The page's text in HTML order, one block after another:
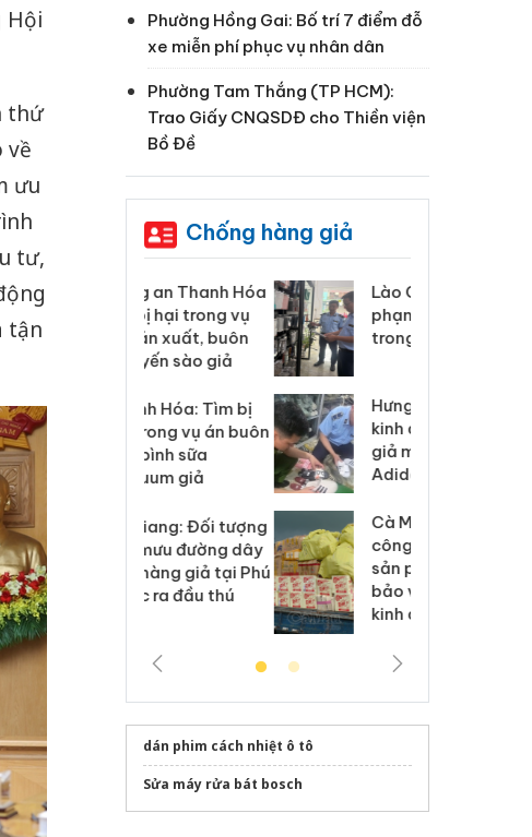
Hội
thứ
về
ưu
tư,
tận
Phường Hồng Gai: Bố trí 7 điểm đỗ
xe miễn phí phục vụ nhân dân
Phường Tam Thắng (TP HCM):
Trao Giấy CNQSDĐ cho Thiền viện
Bồ Đề
Chống hàng giả
an Thanh Hóa
sản xuất, buôn
Hóa: Tìm bị
vụ án buôn
bình sữa
giả
Đối tượng
mưu đường dây
hàng giả tại Phú
ra đầu thú
Lào Cai xử lý 83 vụ vi
phạm thương mại
trong tháng 7
Hưng Yên: Xử lý 6 hộ
kinh doanh bán hàng
giả mạo nhãn hiệu
Adidas, Nike
Cà Mau: Tiêu hủy
công khai hàng ngàn
sản phẩm nhập lậu,
bảo vệ môi trường
kinh doanh
dán phim cách nhiệt ô tô
Sửa máy rửa bát bosch